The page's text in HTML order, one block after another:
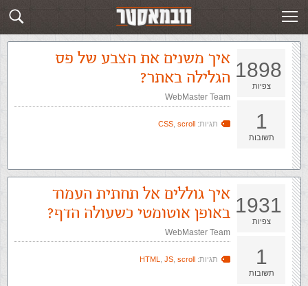
שלח שאלה חדשה זירת השאלות בנושא scroll
1898
צפיות
1
תשובות
איך משנים את הצבע של פס
הגלילה באתר?
WebMaster Team
תגיות: CSS scroll
1931
צפיות
1
תשובות
איך גוללים אל תחתית העמוד
באופן אוטומטי כשעולה הדף?
WebMaster Team
תגיות: HTML JS scroll